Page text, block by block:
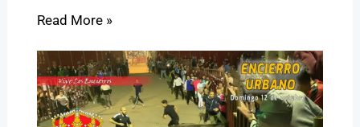
Read More »